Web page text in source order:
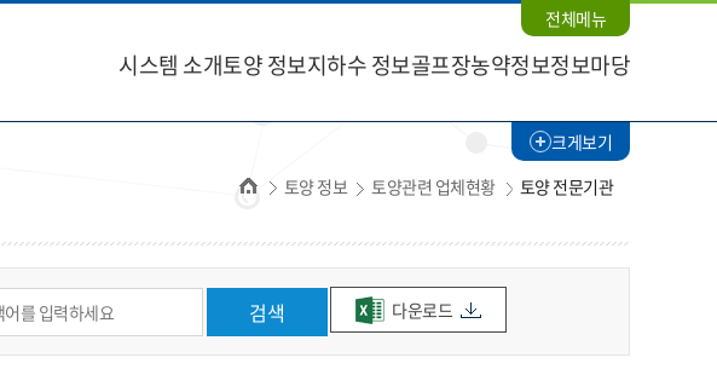
시스템 소개토양 정보지하수 정보골프장농약정보정보마당
전체메뉴
홈 토양 정보 토양관련 업체현황 토양 전문기관
크게보기
검색 다운로드